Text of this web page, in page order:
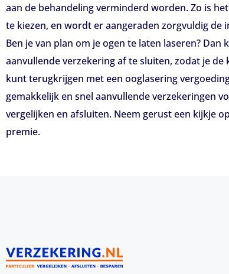
aan de behandeling verminderd worden. Zo is
te kiezen, en wordt er aangeraden zorgvuldig de
Ben je van plan om je ogen te laten laseren? Dan
aanvullende verzekering af te sluiten, zodat je
kunt terugkrijgen met een ooglasering
gemakkelijk en snel aanvullende verzekeringen
vergelijken en afsluiten. Neem gerust een kijkje
premie.